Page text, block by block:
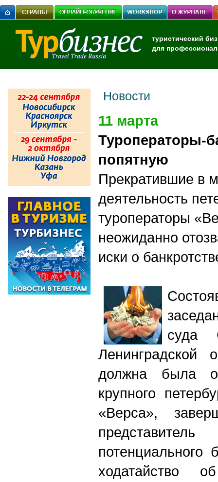
туристический
для
Новости
11 марта
Туроператоры-
попятную
Прекратившие в
деятельность
туроператоры
неожиданно
иски о
суда
Ленинградской
должна была
крупного
«Верса»,
потенциального
ходатайство